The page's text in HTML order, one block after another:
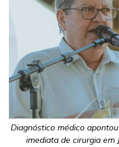
Diagnóstico médico
imediata de cirurgia em